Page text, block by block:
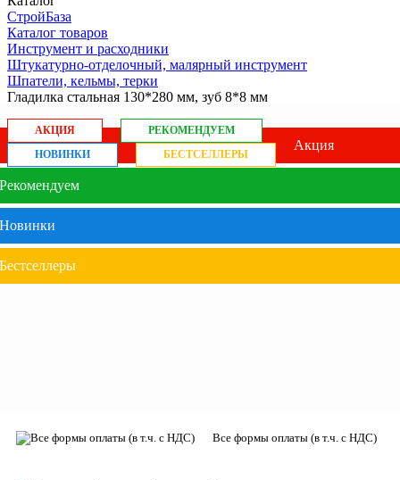
СтройБаза
Каталог товаров
Инструмент и расходники
Штукатурно-отделочный, малярный инструмент
Шпатели, кельмы, терки
Гладилка стальная 130*280 мм, зуб 8*8 мм
АКЦИЯ
РЕКОМЕНДУЕМ
НОВИНКИ
БЕСТСЕЛЛЕРЫ
Акция
Рекомендуем
Новинки
Бестселлеры
Все формы оплаты (в т.ч. с НДС)